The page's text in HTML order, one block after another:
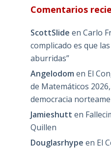
Comentarios
ScottSlide en Carlo
complicado es que
aburridas”
Angelodom en El
de Matemáticos
democracia
Jamieshutt en
Quillen
Douglasrhype en El